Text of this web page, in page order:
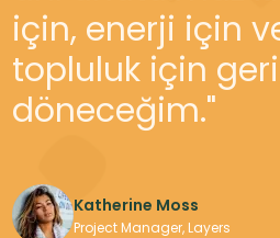
manzaralar ve
festival
benzersiz
ideal bir kaçış
yapıyor."
için, enerji için
topluluk için geri
döneceğim."
Katherine Moss
Project Manager, Layers